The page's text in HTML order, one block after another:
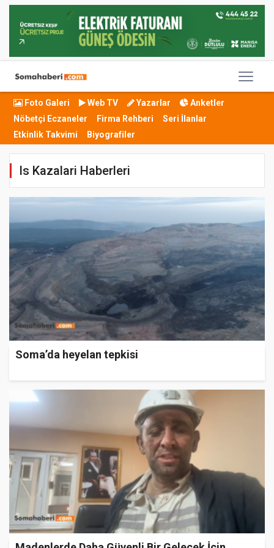
Foto Galeri Web TV Yazarlar
Anketler
Nöbetçi Eczaneler
Firma Rehberi
Seri İlanlar
Etkinlik Takvimi
Biyografiler
Is Kazalari Haberleri
Soma’da heyelan tepkisi